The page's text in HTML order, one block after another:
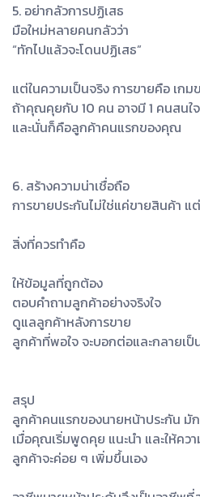
5. อย่ากลัวการปฏิเสธ
มือใหม่หลายคนกลัวว่า
“ทักไปแล้วจะโดนปฏิเสธ”
แต่ในความเป็นจริง การขายคือ เกม
ถ้าคุณคุยกับ 10 คน อาจมี 1 คนสนใจ
และนั่นก็คือลูกค้าคนแรกของคุณ
6. สร้างความน่าเชื่อถือ
การขายประกันไม่ใช่แค่ขายสินค้า แ
สิ่งที่ควรทำคือ
ให้ข้อมูลที่ถูกต้อง
ตอบคำถามลูกค้าอย่างจริงใจ
ดูแลลูกค้าหลังการขาย
ลูกค้าที่พอใจ จะบอกต่อและกลายเ
สรุป
ลูกค้าคนแรกของนายหน้าประกัน มั
เมื่อคุณเริ่มพูดคุย แนะนำ และให้คว
ลูกค้าจะค่อย ๆ เพิ่มขึ้นเอง